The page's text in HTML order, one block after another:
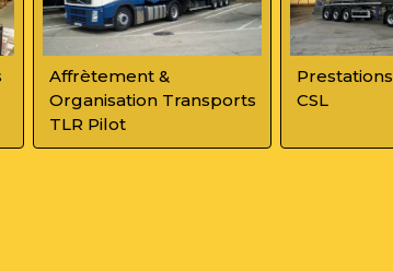
Affrètement &
Organisation Transports
TLR Pilot
CSL